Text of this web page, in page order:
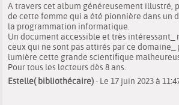
A travers cet album généreusement illustré,
de cette femme qui a été pionnière dans un
la programmation informatique.
Un document accessible et très intéressant_
ceux qui ne sont pas attirés par ce domaine_
lumière cette grande scientifique
Pour tous les lecteurs dès 8 ans.
Estelle( bibliothécaire)- Le 17 juin 2023 à